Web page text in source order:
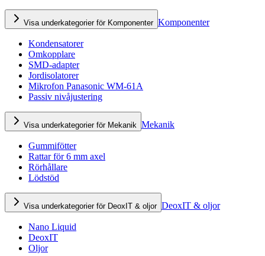
Visa underkategorier för Komponenter Komponenter
Kondensatorer
Omkopplare
SMD-adapter
Jordisolatorer
Mikrofon Panasonic WM-61A
Passiv nivåjustering
Visa underkategorier för Mekanik Mekanik
Gummifötter
Rattar för 6 mm axel
Rörhållare
Lödstöd
Visa underkategorier för DeoxIT & oljor DeoxIT & oljor
Nano Liquid
DeoxIT
Oljor